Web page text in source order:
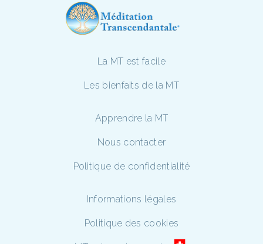
La MT est facile
Les bienfaits de la MT
Apprendre la MT
Nous contacter
Politique de confidentialité
Informations légales
Politique des cookies